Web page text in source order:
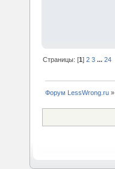
Страницы: [1]2 3 ...24
Форум LessWrong.ru »